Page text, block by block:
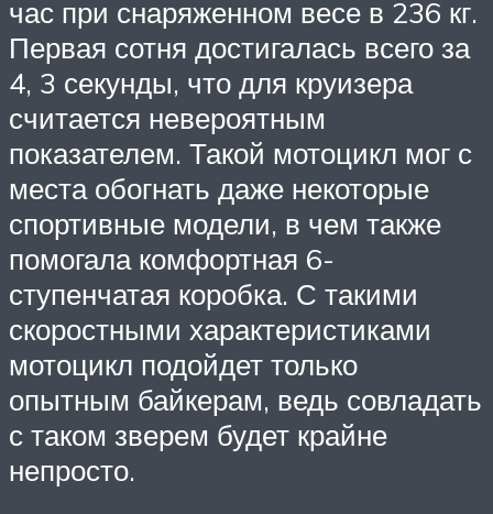
час при снаряженном весе в 236 кг.
Первая сотня достигалась всего за
4, 3 секунды, что для круизера
считается невероятным
показателем. Такой мотоцикл мог с
места обогнать даже некоторые
спортивные модели, в чем также
помогала комфортная 6-
ступенчатая коробка. С такими
скоростными характеристиками
мотоцикл подойдет только
опытным байкерам, ведь совладать
с таком зверем будет крайне
непросто.